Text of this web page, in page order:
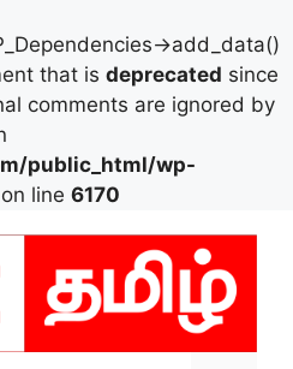
>add_data()
that is deprecated since
comments are ignored by
public_html/wp-
on line 6170